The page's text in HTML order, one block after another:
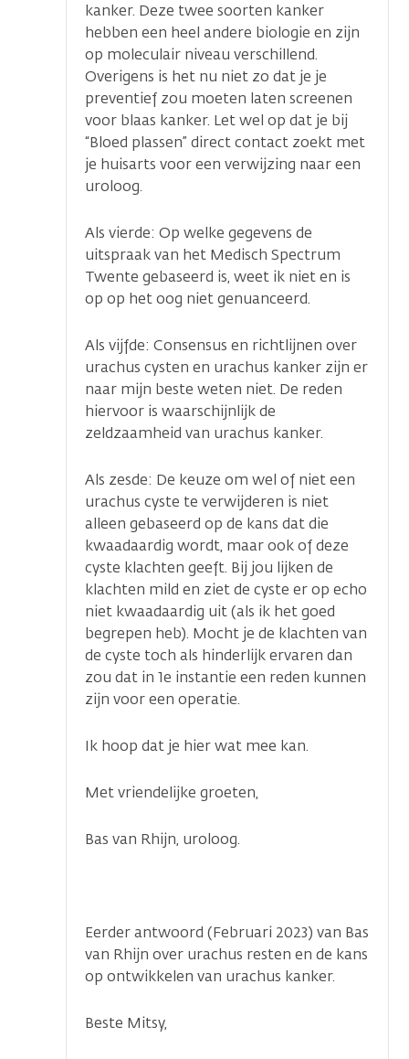
kanker. Deze twee soorten kanker
hebben een heel andere biologie en zijn
op moleculair niveau verschillend.
Overigens is het nu niet zo dat je je
preventief zou moeten laten screenen
voor blaas kanker. Let wel op dat je bij
“Bloed plassen” direct contact zoekt met
je huisarts voor een verwijzing naar een
uroloog.
Als vierde: Op welke gegevens de
uitspraak van het Medisch Spectrum
Twente gebaseerd is, weet ik niet en is
op op het oog niet genuanceerd.
Als vijfde: Consensus en richtlijnen over
urachus cysten en urachus kanker zijn er
naar mijn beste weten niet. De reden
hiervoor is waarschijnlijk de
zeldzaamheid van urachus kanker.
Als zesde: De keuze om wel of niet een
urachus cyste te verwijderen is niet
alleen gebaseerd op de kans dat die
kwaadaardig wordt, maar ook of deze
cyste klachten geeft. Bij jou lijken de
klachten mild en ziet de cyste er op echo
niet kwaadaardig uit (als ik het goed
begrepen heb). Mocht je de klachten van
de cyste toch als hinderlijk ervaren dan
zou dat in 1e instantie een reden kunnen
zijn voor een operatie.
Ik hoop dat je hier wat mee kan.
Met vriendelijke groeten,
Bas van Rhijn, uroloog.
Eerder antwoord (Februari 2023) van Bas
van Rhijn over urachus resten en de kans
op ontwikkelen van urachus kanker.
Beste Mitsy,